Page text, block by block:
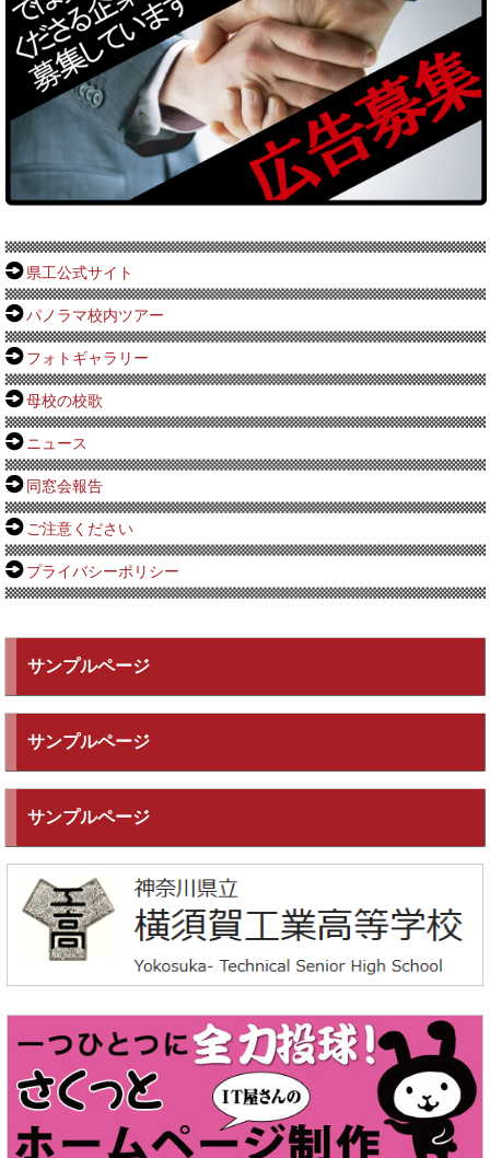
県工公式サイト
パノラマ校内ツアー
フォトギャラリー
母校の校歌
ニュース
同窓会報告
ご注意ください
プライバシーポリシー
サンプルページ
サンプルページ
サンプルページ